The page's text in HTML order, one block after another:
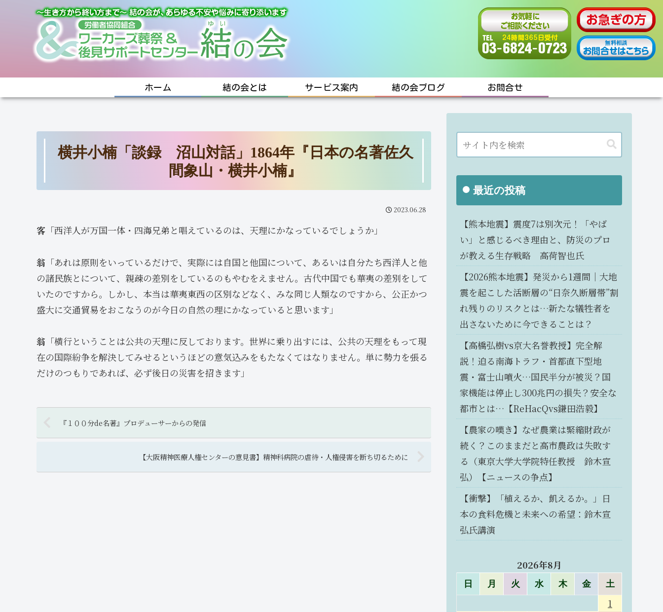
ホーム 結の会とは サービス案内 結の会ブログ お問合せ
横井小楠「談録 沼山対話」1864年『日本の名著佐久
間象山・横井小楠』
2023.06.28
客 「西洋人が万国一体・四海兄弟と唱えているのは、天理にかなっているでしょうか」
翁 「あれは原則をいっているだけで、実際には自国と他国について、あるいは自分たち西洋人と他
の諸民族とについて、親疎の差別をしているのもやむをえません。古代中国でも華夷の差別をして
いたのですから。しかし、本当は華夷東西の区別などなく、みな同じ人類なのですから、公正かつ
盛大に交通貿易をおこなうのが今日の自然の理にかなっていると思います」
翁 「横行ということは公共の天理に反しております。世界に乗り出すには、公共の天理をもって現
在の国際紛争を解決してみせるというほどの意気込みをもたなくてはなりません。単に勢力を張る
だけのつもりであれば、必ず後日の災害を招きます」
『１００分de名著』プロデューサーからの発信
【大阪精神医療人権センターの意見書】精神科病院の虐待・人権侵害を断ち切るために
最近の投稿
【熊本地震】震度7は別次元！「やば
い」と感じるべき理由と、防災のプロ
が教える生存戦略 高荷智也氏
【2026熊本地震】発災から1週間｜大地
震を起こした活断層の“日奈久断層帯”割
れ残りのリスクとは…新たな犠牲者を
出さないために今できることは？
【高橋弘樹vs京大名誉教授】完全解
説！迫る南海トラフ・首都直下型地
震・富士山噴火…国民半分が被災？国
家機能は停止し300兆円の損失？安全な
都市とは…【ReHacQvs鎌田浩毅】
【農家の嘆き】なぜ農業は緊縮財政が
続く？このままだと高市農政は失敗す
る（東京大学大学院特任教授 鈴木宣
弘）【ニュースの争点】
【衝撃】「植えるか、飢えるか。」日
本の食料危機と未来への希望：鈴木宣
弘氏講演
2026年8月
日 月 火 水 木 金 土
1